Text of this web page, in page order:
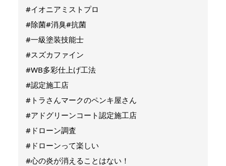
#イオニアミストプロ
#除菌#消臭#抗菌
#一級塗装技能士
#スズカファイン
#WB多彩仕上げ工法
#認定施工店
#トラさんマークのペンキ屋さん
#アドグリーンコート認定施工店
#ドローン調査
#ドローンって楽しい
#心の炎が消えることはない！